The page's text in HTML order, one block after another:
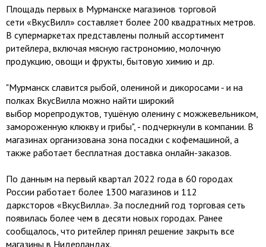
Площадь первых в Мурманске магазинов торговой
сети «ВкусВилл» составляет более 200 квадратных метров.
В супермаркетах представлены полный ассортимент
ритейлера, включая мясную гастрономию, молочную
продукцию, овощи и фрукты, бытовую химию и др.
"Мурманск славится рыбой, олениной и дикоросами - и на
полках ВкусВилла можно найти широкий
выбор морепродуктов, тушёную оленину с можжевельником,
замороженную клюкву и грибы", - подчеркнули в компании. В
магазинах организована зона посадки с кофемашиной, а
также работает бесплатная доставка онлайн-заказов.
По данным на первый квартал 2022 года в 60 городах
России работает более 1300 магазинов и 112
дарксторов «ВкусВилла». За последний год торговая сеть
появилась более чем в десяти новых городах. Ранее
сообщалось, что ритейлер принял решение закрыть все
магазины в Нидерландах.